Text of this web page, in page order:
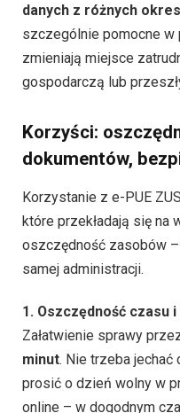
danych z różnych
szczególnie pomocne w
zmieniają miejsce
gospodarczą lub
Korzyści:
dokumentów,
Korzystanie z e-PUE
które przekładają się
oszczędność zasobów
samej administracji.
1. Oszczędność czasu
Załatwienie sprawy
minut. Nie trzeba jechać
prosić o dzień wolny w
online – w dogodnym